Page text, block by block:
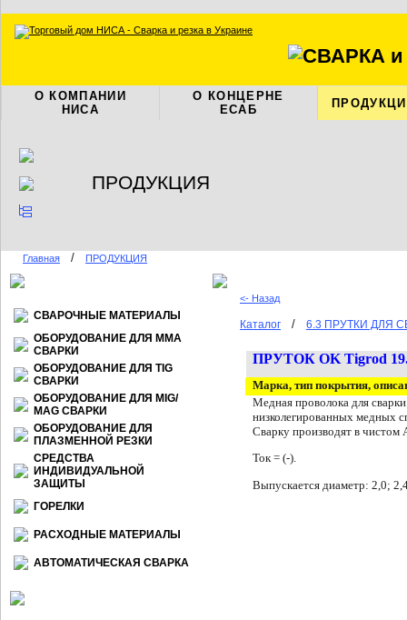
О КОМПАНИИ
НИСА
О КОНЦЕРНЕ
ЕСАБ
ПРОДУКЦИЯ
Главная / ПРОДУКЦИЯ
СВАРОЧНЫЕ МАТЕРИАЛЫ
ОБОРУДОВАНИЕ ДЛЯ ММА
СВАРКИ
ОБОРУДОВАНИЕ ДЛЯ TIG
СВАРКИ
ОБОРУДОВАНИЕ ДЛЯ МIG/
МАG СВАРКИ
ОБОРУДОВАНИЕ ДЛЯ
ПЛАЗМЕННОЙ РЕЗКИ
СРЕДСТВА
ИНДИВИДУАЛЬНОЙ
ЗАЩИТЫ
ГОРЕЛКИ
РАСХОДНЫЕ МАТЕРИАЛЫ
АВТОМАТИЧЕСКАЯ СВАРКА
<- Назад
Каталог / 6.3 ПРУТКИ ДЛЯ
ПРУТОК OK Tigrod
Марка, тип покрытия,
Медная проволока для
низколегированных медных
Сварку производят в чистом
Ток = (-).
Выпускается диаметр: 2,0;